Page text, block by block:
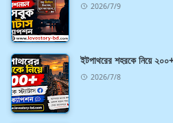
2026/7/9
ইটপাথরের শহরকে নিয়ে
2026/7/8